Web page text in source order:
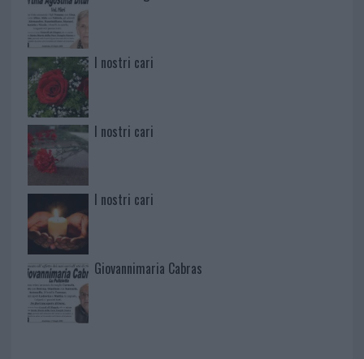
I nostri cari
I nostri cari
I nostri cari
Giovannimaria Cabras